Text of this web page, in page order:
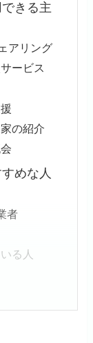
きる主
アリング
ービス
の紹介
めな人
者
る人